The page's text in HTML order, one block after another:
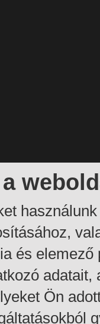
a
és elemező
adatait,
Ön